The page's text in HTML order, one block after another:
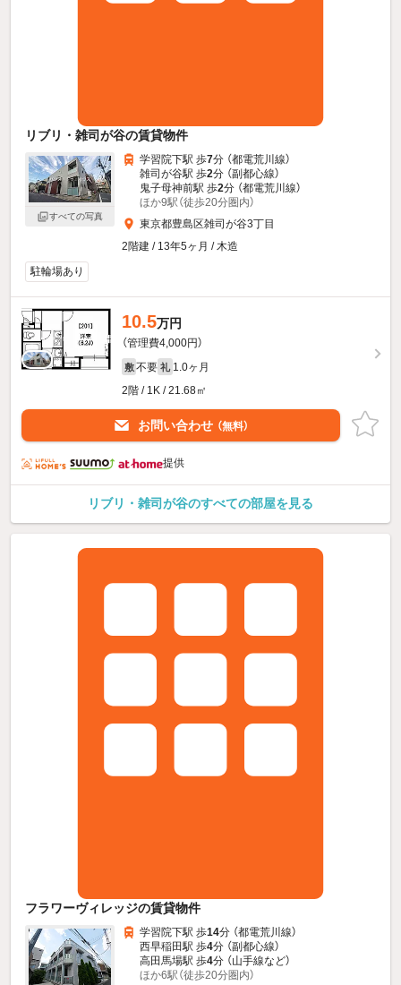
リブリ・雑司が谷の賃貸物件
すべての写真
学習院下駅 歩7分 （都電荒川線）
雑司が谷駅 歩2分 （副都心線）
鬼子母神前駅 歩2分 （都電荒川線）
ほか9駅（徒歩20分圏内）
東京都豊島区雑司が谷3丁目
2階建 / 13年5ヶ月 / 木造
駐輪場あり
10.5万円
（管理費4,000円）
敷 不要 礼 1.0ヶ月
2階 / 1K / 21.68㎡
お問い合わせ （無料）
提供
リブリ・雑司が谷のすべての部屋を見る
フラワーヴィレッジの賃貸物件
学習院下駅 歩14分 （都電荒川線）
西早稲田駅 歩4分 （副都心線）
高田馬場駅 歩4分 （山手線など）
ほか6駅（徒歩20分圏内）